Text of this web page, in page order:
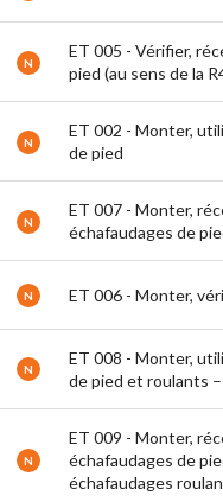
N
ET 005 - Vérifier,
pied (au sens de la
N
ET 002 - Monter,
de pied
N
ET 007 - Monter,
échafaudages de
N ET 006 - Monter,
N
ET 008 - Monter,
de pied et roulants
N
ET 009 - Monter,
échafaudages de
échafaudages